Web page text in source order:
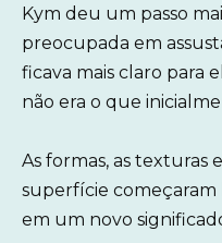
Kym deu um passo
preocupada em
ficava mais claro para
não era o que
As formas, as texturas
superfície
em um novo